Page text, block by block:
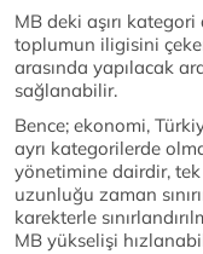
MB deki aşırı kategori
toplumun iligisini
arasında yapılacak
sağlanabilir.
Bence; ekonomi,
ayrı kategorilerde
yönetimine dairdir, tek
uzunluğu zaman
karekterle
MB yükselişi